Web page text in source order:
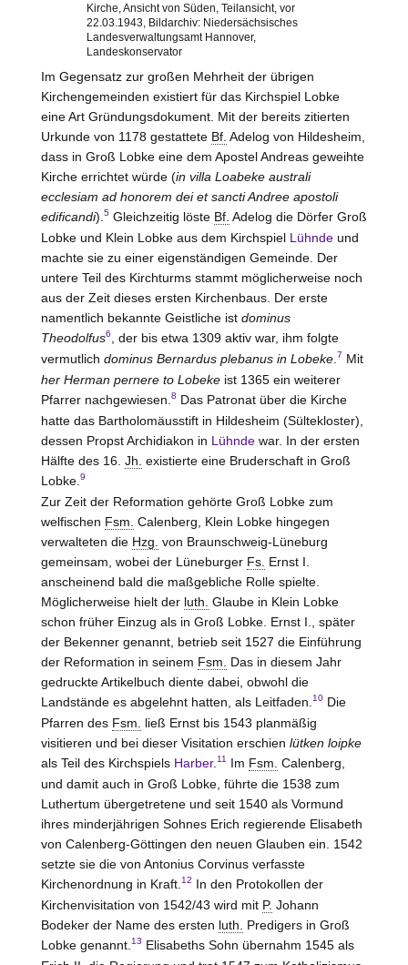
Kirche, Ansicht von Süden, Teilansicht, vor
22.03.1943, Bildarchiv: Niedersächsisches
Landesverwaltungsamt Hannover,
Landeskonservator
Im Gegensatz zur großen Mehrheit der übrigen
Kirchengemeinden existiert für das Kirchspiel Lobke
eine Art Gründungsdokument. Mit der bereits zitierten
Urkunde von 1178 gestattete Bf. Adelog von Hildesheim
dass in Groß Lobke eine dem Apostel Andreas geweihte
Kirche errichtet würde (in villa Loabeke australi
ecclesiam ad honorem dei et sancti Andree apostoli
edificandi). 5Gleichzeitig löste Bf. Adelog die Dörfer Groß
Lobke und Klein Lobke aus dem Kirchspiel Lühndeund
machte sie zu einer eigenständigen Gemeinde. Der
untere Teil des Kirchturms stammt möglicherweise noch
aus der Zeit dieses ersten Kirchenbaus. Der erste
namentlich bekannte Geistliche ist dominus
Theodolfus6
, der bis etwa 1309 aktiv war, ihm folgte
vermutlich dominus Bernardus plebanus in Lobeke. 7 Mit
her Herman pernere to Lobekeist 1365 ein weiterer
Pfarrer nachgewiesen. 8 Das Patronat über die Kirche
hatte das Bartholomäusstift in Hildesheim (Sültekloster),
dessen Propst Archidiakon in Lühndewar. In der ersten
Hälfte des 16. Jh. existierte eine Bruderschaft in Groß
Lobke. 9
Zur Zeit der Reformation gehörte Groß Lobke zum
welfischen Fsm. Calenberg, Klein Lobke hingegen
verwalteten die Hzg. von Braunschweig-Lüneburg
gemeinsam, wobei der Lüneburger Fs. Ernst I.
anscheinend bald die maßgebliche Rolle spielte.
Möglicherweise hielt der luth. Glaube in Klein Lobke
schon früher Einzug als in Groß Lobke. Ernst I., später
der Bekenner genannt, betrieb seit 1527 die Einführung
der Reformation in seinem Fsm.
Das in diesem Jahr
gedruckte Artikelbuch diente dabei, obwohl die
Landstände es abgelehnt hatten, als Leitfaden. 10Die
Pfarren des Fsm.
ließ Ernst bis 1543 planmäßig
visitieren und bei dieser Visitation erschien lütken loipke
als Teil des Kirchspiels Harber. 11 Im Fsm. Calenberg,
und damit auch in Groß Lobke, führte die 1538 zum
Luthertum übergetretene und seit 1540 als Vormund
ihres minderjährigen Sohnes Erich regierende Elisabeth
von Calenberg-Göttingen den neuen Glauben ein. 1542
setzte sie die von Antonius Corvinus verfasste
Kirchenordnung in Kraft. 12 In den Protokollen der
Kirchenvisitation von 1542/43 wird mit P. Johann
Bodeker der Name des ersten luth.
Predigers in Groß
Lobke genannt. 13 Elisabeths Sohn übernahm 1545 als